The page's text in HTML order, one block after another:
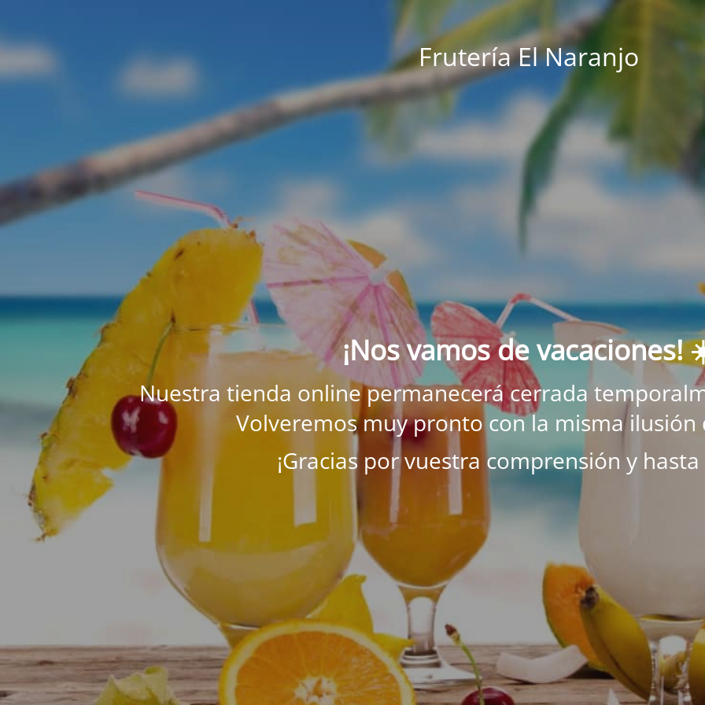
Frutería El Naranjo
¡Nos vamos de vacaciones!
Nuestra tienda online permanecerá cerrada
Volveremos muy pronto con la misma ilusión
¡Gracias por vuestra comprensión y